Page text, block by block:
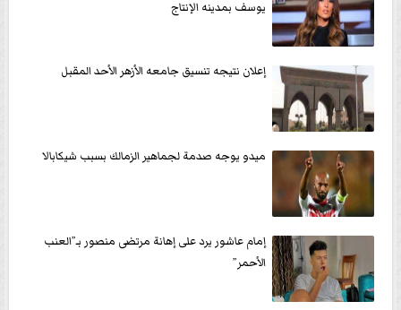
يوسف بمدينه الإنتاج
إعلان نتيجه تنسيق جامعه الأزهر الأحد المقبل
ميدو يوجه صدمة لجماهير الزمالك بسبب شيكابالا
إمام عاشور يرد على إهانة مرتضى منصور بـ”العنب
الأحمر”